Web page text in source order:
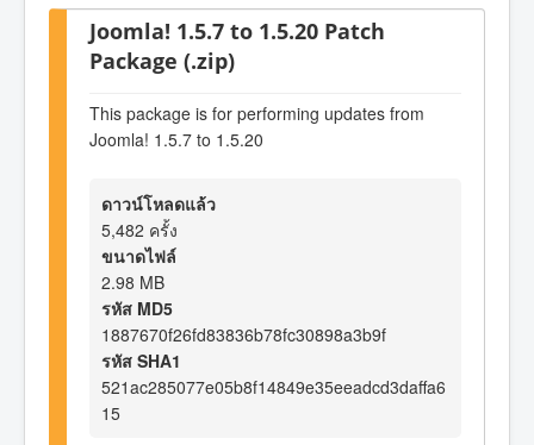
Joomla! 1.5.7 to 1.5.20 Patch
Package (.zip)
This package is for performing updates from
Joomla! 1.5.7 to 1.5.20
ดาวน์โหลดแล้ว
5,482 ครั้ง
ขนาดไฟล์
2.98 MB
รหัส MD5
1887670f26fd83836b78fc30898a3b9f
รหัส SHA1
521ac285077e05b8f14849e35eeadcd3daffa6
15